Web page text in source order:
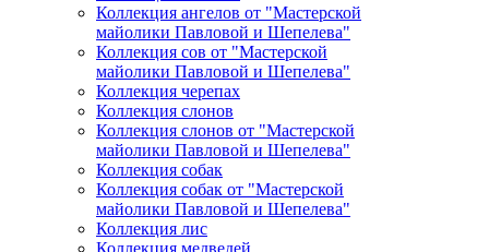
Коллекция ангелов от "Мастерской
майолики Павловой и Шепелева"
Коллекция сов от "Мастерской
майолики Павловой и Шепелева"
Коллекция черепах
Коллекция слонов
Коллекция слонов от "Мастерской
майолики Павловой и Шепелева"
Коллекция собак
Коллекция собак от "Мастерской
майолики Павловой и Шепелева"
Коллекция лис
Коллекция медведей